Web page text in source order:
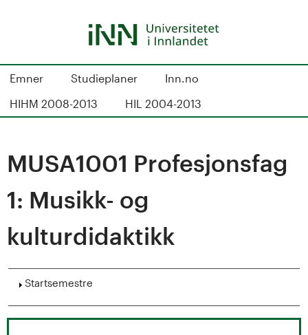
S
d
e
k
t
Emner Studieplaner
Inn.no
HIHM 2008-2013
HIL 2004-2013
MUSA1001 Profesjonsfag
1: Musikk- og
kulturdidaktikk
Vis
Startsemestre